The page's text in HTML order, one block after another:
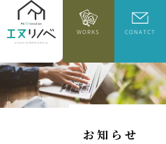
WORKS CONATCT
お知 ら せ